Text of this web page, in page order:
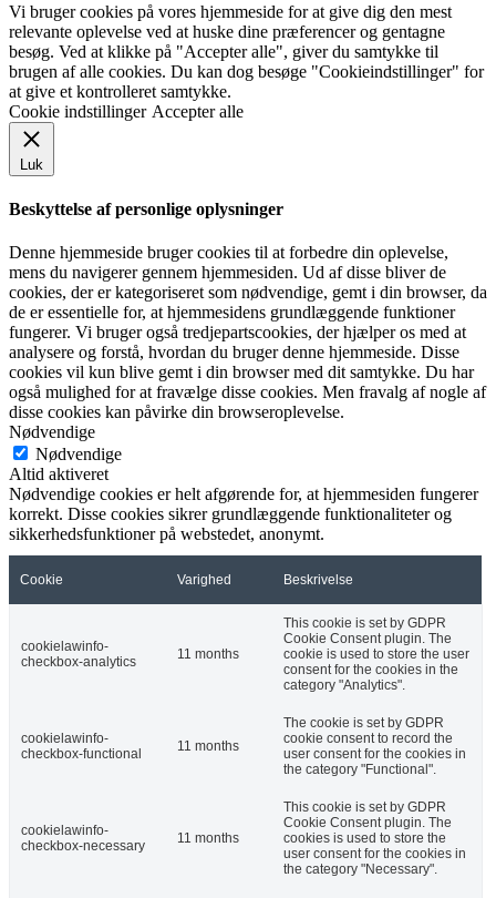
Vi bruger cookies på vores hjemmeside for at give dig den mest
relevante oplevelse ved at huske dine præferencer og gentagne
besøg. Ved at klikke på "Accepter alle", giver du samtykke til
brugen af alle cookies. Du kan dog besøge "Cookieindstillinger" for
at give et kontrolleret samtykke.
Cookie indstillinger Accepter alle
Luk
Beskyttelse af personlige oplysninger
Denne hjemmeside bruger cookies til at forbedre din oplevelse,
mens du navigerer gennem hjemmesiden. Ud af disse bliver de
cookies, der er kategoriseret som nødvendige, gemt i din browser, da
de er essentielle for, at hjemmesidens grundlæggende funktioner
fungerer. Vi bruger også tredjepartscookies, der hjælper os med at
analysere og forstå, hvordan du bruger denne hjemmeside. Disse
cookies vil kun blive gemt i din browser med dit samtykke. Du har
også mulighed for at fravælge disse cookies. Men fravalg af nogle af
disse cookies kan påvirke din browseroplevelse.
Nødvendige
Nødvendige
Altid aktiveret
Nødvendige cookies er helt afgørende for, at hjemmesiden fungerer
korrekt. Disse cookies sikrer grundlæggende funktionaliteter og
sikkerhedsfunktioner på webstedet, anonymt.
Cookie Varighed Beskrivelse
cookielawinfo-
checkbox-analytics
11 months
This cookie is set by GDPR
Cookie Consent plugin. The
cookie is used to store the user
consent for the cookies in the
category "Analytics".
cookielawinfo-
checkbox-functional
11 months
The cookie is set by GDPR
cookie consent to record the
user consent for the cookies in
the category "Functional".
cookielawinfo-
checkbox-necessary
11 months
This cookie is set by GDPR
Cookie Consent plugin. The
cookies is used to store the
user consent for the cookies in
the category "Necessary".